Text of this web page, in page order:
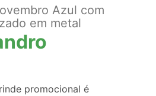
Azul com
em metal
promocional é